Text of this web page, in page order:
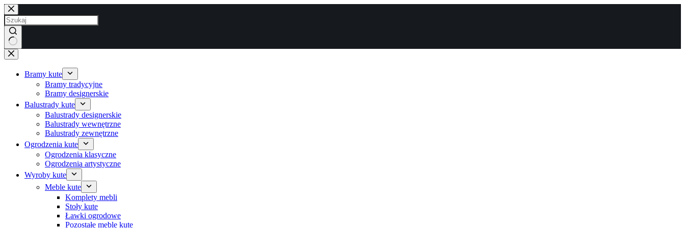
Przejdź
do
treści
Brak
wyników
Bramy kute
Bramy tradycyjne
Bramy designerskie
Balustrady kute
Balustrady designerskie
Balustrady wewnętrzne
Balustrady zewnętrzne
Ogrodzenia kute
Ogrodzenia klasyczne
Ogrodzenia artystyczne
Wyroby kute
Meble kute
Komplety mebli
Stoły kute
Ławki ogrodowe
Pozostałe meble kute